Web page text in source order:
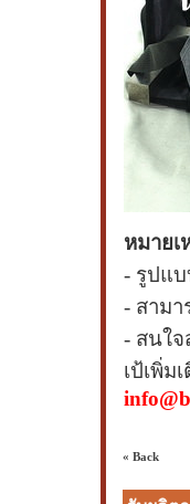
หมายเ
- รูปแ
- สาม
- สนใ
เป้เพิ่ม
« Back